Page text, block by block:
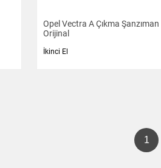
Opel Vectra A Çıkma Şanzıman
Orijinal
İkinci El
1